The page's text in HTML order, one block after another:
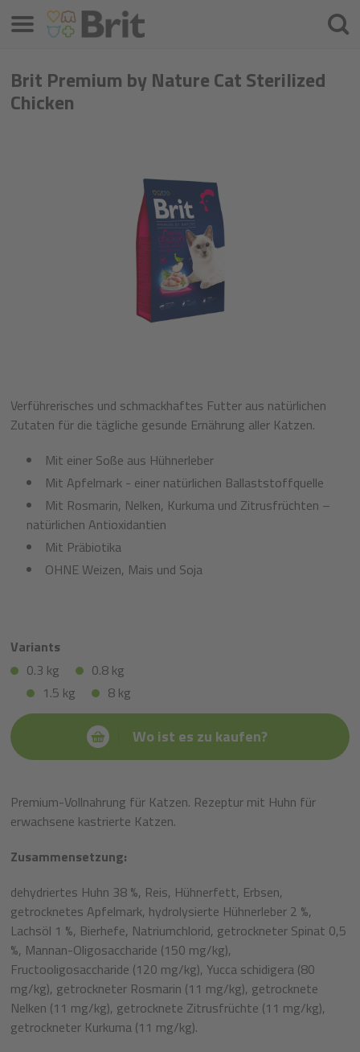
Brit Premium by Nature Cat Sterilized
Chicken
Verführerisches und schmackhaftes Futter aus natürlichen
Zutaten für die tägliche gesunde Ernährung aller Katzen.
Mit einer Soße aus Hühnerleber
Mit Apfelmark - einer natürlichen Ballaststoffquelle
Mit Rosmarin, Nelken, Kurkuma und Zitrusfrüchten –
natürlichen Antioxidantien
Mit Präbiotika
OHNE Weizen, Mais und Soja
Variants
0.3 kg
0.8 kg
1.5 kg
8 kg
Wo ist es zu kaufen?
Premium-Vollnahrung für Katzen. Rezeptur mit Huhn für
erwachsene kastrierte Katzen.
Zusammensetzung:
dehydriertes Huhn 38 %, Reis, Hühnerfett, Erbsen,
getrocknetes Apfelmark, hydrolysierte Hühnerleber 2 %,
Lachsöl 1 %, Bierhefe, Natriumchlorid, getrockneter Spinat 0,5
%, Mannan-Oligosaccharide (150 mg/kg),
Fructooligosaccharide (120 mg/kg), Yucca schidigera (80
mg/kg), getrockneter Rosmarin (11 mg/kg), getrocknete
Nelken (11 mg/kg), getrocknete Zitrusfrüchte (11 mg/kg),
getrockneter Kurkuma (11 mg/kg).
Menü